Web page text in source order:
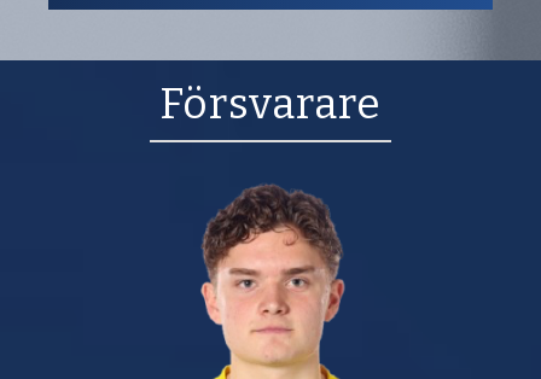
Försvarare